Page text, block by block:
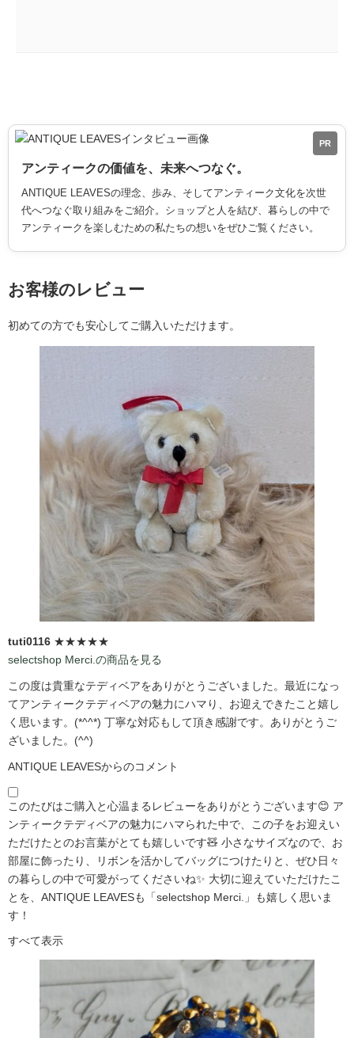
PR
アンティークの価値を、未来へつなぐ。
ANTIQUE LEAVESの理念、歩み、そしてアンティーク文化を次世
代へつなぐ取り組みをご紹介。ショップと人を結び、暮らしの中で
アンティークを楽しむための私たちの想いをぜひご覧ください。
お客様のレビュー
初めての方でも安心してご購入いただけます。
tuti0116 ★★★★★
selectshop Merci.の商品を見る
この度は貴重なテディベアをありがとうございました。最近になっ
てアンティークテディベアの魅力にハマり、お迎えできたこと嬉し
く思います。(*^^*) 丁寧な対応もして頂き感謝です。ありがとうご
ざいました。(^^)
ANTIQUE LEAVESからのコメント
このたびはご購入と心温まるレビューをありがとうございます😊 ア
ンティークテディベアの魅力にハマられた中で、この子をお迎えい
ただけたとのお言葉がとても嬉しいです🧸 小さなサイズなので、お
部屋に飾ったり、リボンを活かしてバッグにつけたりと、ぜひ日々
の暮らしの中で可愛がってくださいね✨ 大切に迎えていただけたこ
とを、ANTIQUE LEAVESも「selectshop Merci.」も嬉しく思いま
す！
すべて表示